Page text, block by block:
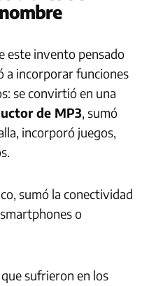
este invento pensado
a incorporar funciones
se convirtió en una
de MP3, sumó
incorporó juegos,
sumó la conectividad
o
sufrieron en los